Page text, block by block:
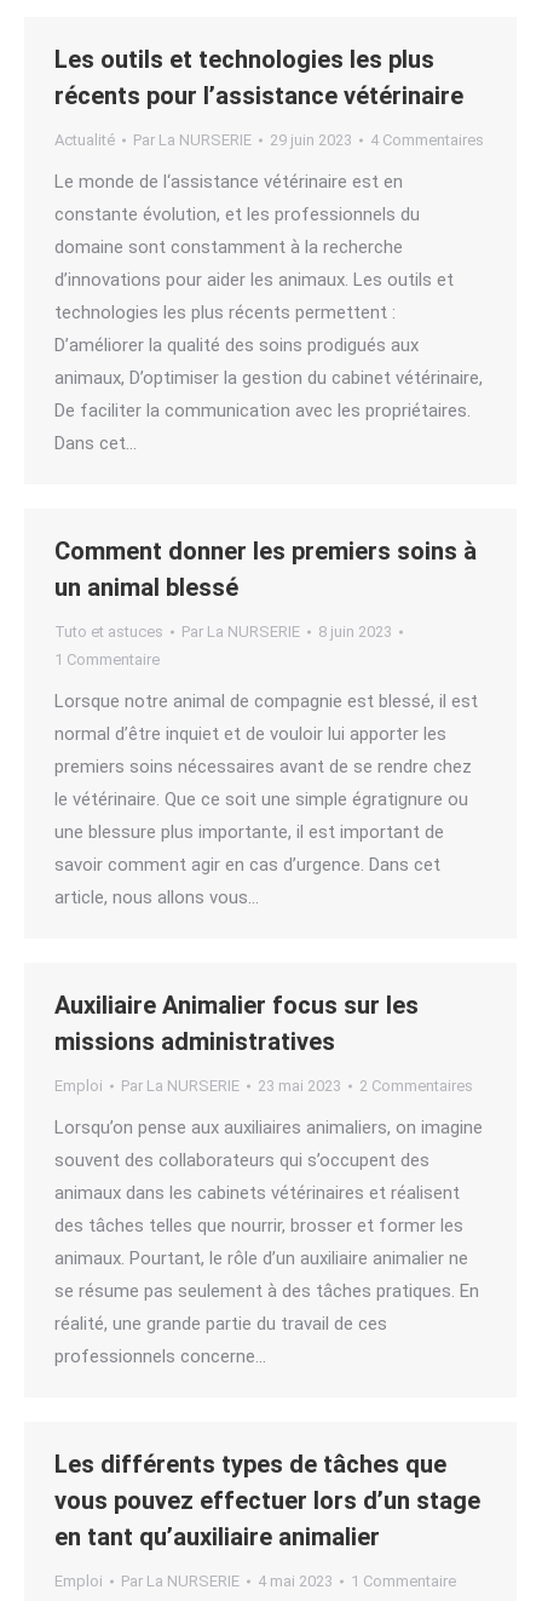
Les outils et technologies les plus
récents pour l’assistance vétérinaire
Actualité Par La NURSERIE 29 juin 2023 4 Commentaires
Le monde de l‘assistance vétérinaire est en
constante évolution, et les professionnels du
domaine sont constamment à la recherche
d’innovations pour aider les animaux. Les outils et
technologies les plus récents permettent :
D’améliorer la qualité des soins prodigués aux
animaux, D’optimiser la gestion du cabinet vétérinaire,
De faciliter la communication avec les propriétaires.
Dans cet…
Comment donner les premiers soins à
un animal blessé
Tuto et astuces Par La NURSERIE
8 juin 2023
1 Commentaire
Lorsque notre animal de compagnie est blessé, il est
normal d’être inquiet et de vouloir lui apporter les
premiers soins nécessaires avant de se rendre chez
le vétérinaire. Que ce soit une simple égratignure ou
une blessure plus importante, il est important de
savoir comment agir en cas d’urgence. Dans cet
article, nous allons vous…
Auxiliaire Animalier focus sur les
missions administratives
Emploi Par La NURSERIE 23 mai 2023 2 Commentaires
Lorsqu’on pense aux auxiliaires animaliers, on imagine
souvent des collaborateurs qui s’occupent des
animaux dans les cabinets vétérinaires et réalisent
des tâches telles que nourrir, brosser et former les
animaux. Pourtant, le rôle d’un auxiliaire animalier ne
se résume pas seulement à des tâches pratiques. En
réalité, une grande partie du travail de ces
professionnels concerne…
Les différents types de tâches que
vous pouvez effectuer lors d’un stage
en tant qu’auxiliaire animalier
Emploi Par La NURSERIE 4 mai 2023 1 Commentaire